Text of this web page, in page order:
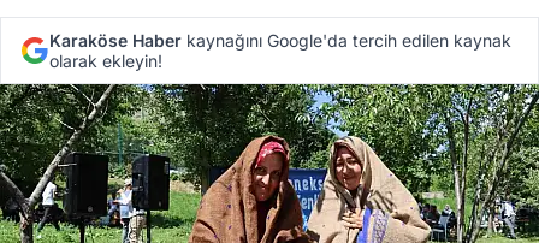
Karaköse Haber kaynağını Google'da tercih edilen kaynak
olarak ekleyin!